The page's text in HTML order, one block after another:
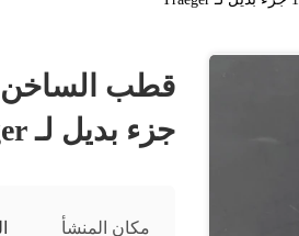
جزء بديل لـ Traeger
مكان المنشأ